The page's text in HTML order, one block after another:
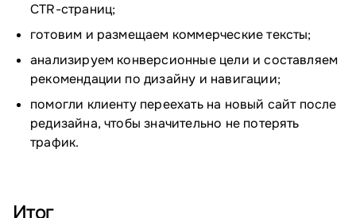
CTR-страниц;
готовим и размещаем коммерческие тексты;
анализируем конверсионные цели и составляем
рекомендации по дизайну и навигации;
помогли клиенту переехать на новый сайт после
редизайна, чтобы значительно не потерять
трафик.
Итог